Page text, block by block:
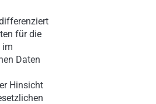
für die
im
Daten
Hinsicht